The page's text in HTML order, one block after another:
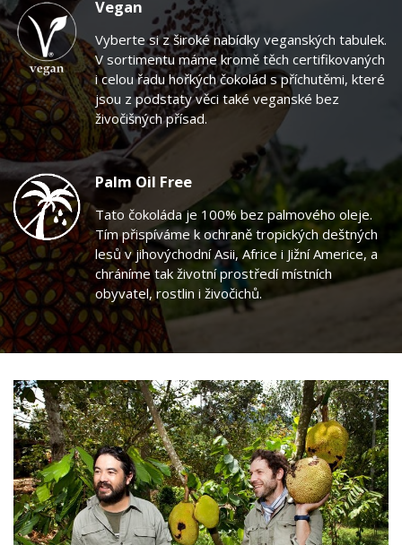
Vegan
Vyberte si z široké nabídky veganských tabulek.
V sortimentu máme kromě těch certifikovaných
i celou řadu hořkých čokolád s příchutěmi, které
jsou z podstaty věci také veganské bez
živočišných přísad.
Palm Oil Free
Tato čokoláda je 100% bez palmového oleje.
Tím přispíváme k ochraně tropických deštných
lesů v jihovýchodní Asii, Africe i Jižní Americe, a
chráníme tak životní prostředí místních
obyvatel, rostlin i živočichů.